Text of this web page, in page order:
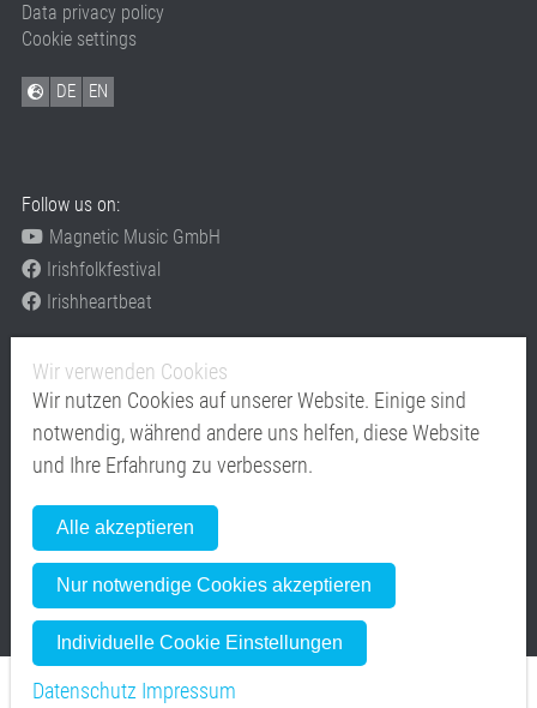
Data privacy policy
Cookie settings
DE EN
Follow us on:
Magnetic Music GmbH
Irishfolkfestival
Irishheartbeat
www.irishfolkfestival.de
www.Irishheartbeat.eu
Mitglied im
Copyright © Magnetic Music GmbH - moving emotions from stage to stage
Wir verwenden Cookies
Wir nutzen Cookies auf unserer Website. Einige sind
notwendig, während andere uns helfen, diese Website
und Ihre Erfahrung zu verbessern.
Alle akzeptieren
Nur notwendige Cookies akzeptieren
Individuelle Cookie Einstellungen
Datenschutz Impressum